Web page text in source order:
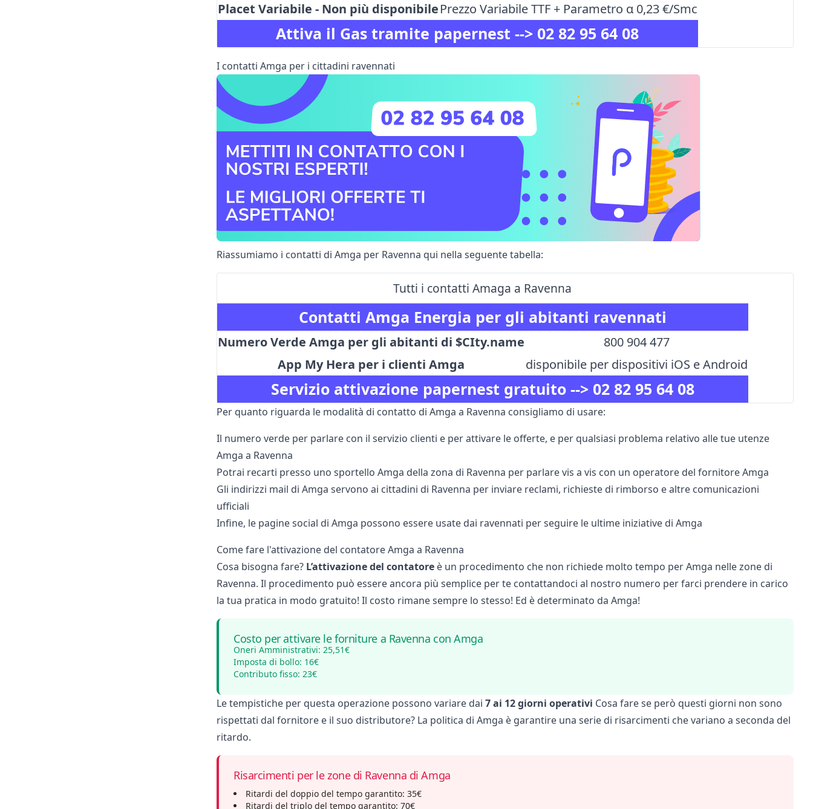
Attiva il Gas tramite papernest --> 02 82 95 64 08
Placet Variabile - Non più disponibilePrezzo Variabile TTF + Parametro α 0,23 €/Smc
I contatti Amga per i cittadini ravennati
Riassumiamo i contatti di Amga per Ravenna qui nella seguente tabella:
Tutti i contatti Amaga a Ravenna
Servizio attivazione papernest gratuito --> 02 82 95 64 08
Contatti Amga Energia per gli abitanti ravennati
Numero Verde Amga per gli abitanti di $CIty.name
800 904 477
App My Hera per i clienti Amga
disponibile per dispositivi iOS e Android
Per quanto riguarda le modalità di contatto di Amga a Ravenna consigliamo di usare:
Il numero verde per parlare con il servizio clienti e per attivare le offerte, e per qualsiasi problema relativo alle tue utenze
Amga a Ravenna
Potrai recarti presso uno sportello Amga della zona di Ravenna per parlare vis a vis con un operatore del fornitore Amga
Gli indirizzi mail di Amga servono ai cittadini di Ravenna per inviare reclami, richieste di rimborso e altre comunicazioni
ufficiali
Infine, le pagine social di Amga possono essere usate dai ravennati per seguire le ultime iniziative di Amga
Come fare l'attivazione del contatore Amga a Ravenna
Cosa bisogna fare? L’attivazione del contatoreè un procedimento che non richiede molto tempo per Amga nelle zone di
Ravenna. Il procedimento può essere ancora più semplice per te contattandoci al nostro numero per farci prendere in carico
la tua pratica in modo gratuito! Il costo rimane sempre lo stesso! Ed è determinato da Amga!
Costo per attivare le forniture a Ravenna con Amga
Oneri Amministrativi: 25,51€
Imposta di bollo: 16€
Contributo fisso: 23€
Le tempistiche per questa operazione possono variare dai 7 ai 12 giorni operativi Cosa fare se però questi giorni non sono
rispettati dal fornitore e il suo distributore? La politica di Amga è garantire una serie di risarcimenti che variano a seconda del
ritardo.
Risarcimenti per le zone di Ravenna di Amga
Ritardi del doppio del tempo garantito: 35€
Ritardi del triplo del tempo garantito: 70€